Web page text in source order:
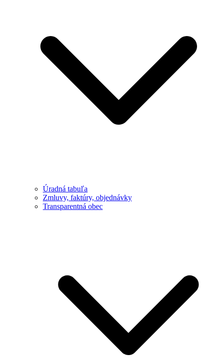
Úradná tabuľa
Zmluvy, faktúry, objednávky
Transparentná obec